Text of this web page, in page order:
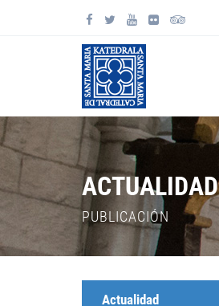
ACTUALIDAD
PUBLICACIÓN
Actualidad